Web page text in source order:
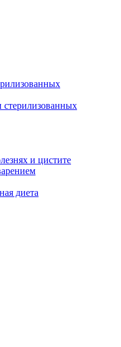
стерилизованных
и цистите
диета